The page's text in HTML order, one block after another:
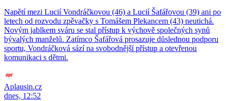
Napětí mezi Lucií Vondráčkovou (46) a Lucií Šafářovou (39) ani po
letech od rozvodu zpěvačky s Tomášem Plekancem (43) neutichá.
Novým jablkem sváru se stal přístup k výchově společných synů
bývalých manželů. Zatímco Šafářová prosazuje důslednou podporu
sportu, Vondráčková sází na svobodnější přístup a otevřenou
komunikaci s dětmi.
Aplausin.cz
dnes, 12:52